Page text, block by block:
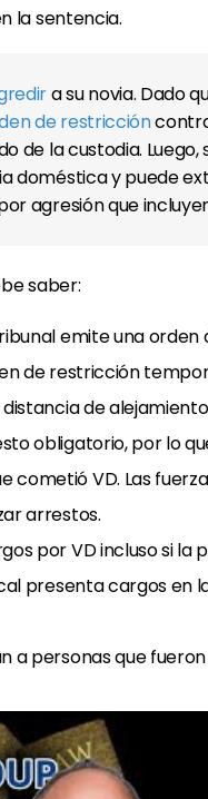
la sentencia.
a su novia. Dado
de restricción
de la custodia. Luego,
doméstica y puede
agresión que
saber:
emite una
de restricción
de
obligatorio, por lo
VD. Las
arrestos.
por VD incluso si
presenta cargos en
a personas que